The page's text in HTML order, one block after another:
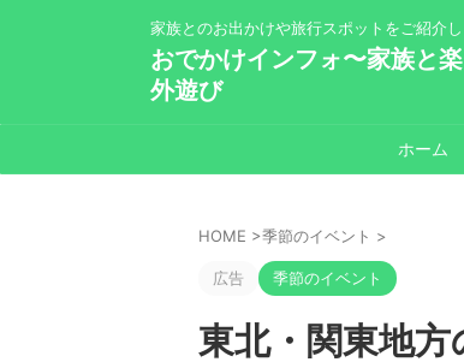
家族とのお出かけや旅行スポットをご紹介し
おでかけインフォ〜家族と
外遊び
ホーム
HOME >季節のイベント >
広告 季節のイベント
東北・関東地